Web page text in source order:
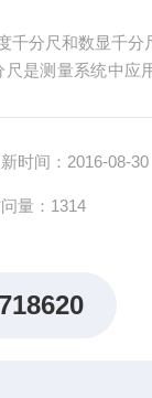
千分尺和数显千
是测量系统中应
时间：2016-08-30
量：1314